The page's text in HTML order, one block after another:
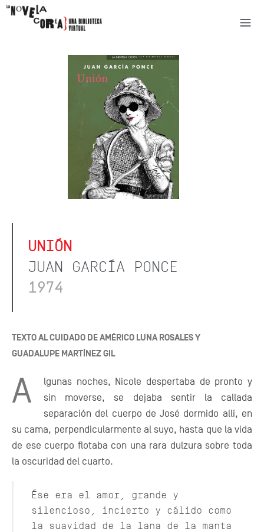
UNIÓN
JUAN GARCÍA PONCE
1974
TEXTO AL CUIDADO DE AMÉRICO LUNA ROSALES Y
GUADALUPE MARTÍNEZ GIL
A
lgunas noches, Nicole despertaba de pronto y
sin moverse, se dejaba sentir la callada
separación del cuerpo de José dormido allí, en
su cama, perpendicularmente al suyo, hasta que la vida
de ese cuerpo flotaba con una rara dulzura sobre toda
la oscuridad del cuarto.
Ése era el amor, grande y
silencioso, incierto y cálido como
la suavidad de la lana de la manta